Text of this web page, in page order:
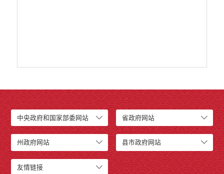
中央政府和国家部委网站 省政府网站
州政府网站 县市政府网站
友情链接